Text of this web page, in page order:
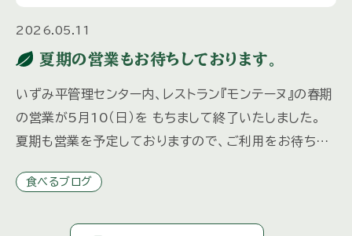
2026.05.11
夏期の営業もお待ちしております。
いずみ平管理センター内、レストラン『モンテーヌ』の春期
の営業が5月10（日）を もちまして終了いたしました。
夏期も営業を予定しておりますので、ご利用をお待ちし
[…]
食べるブログ